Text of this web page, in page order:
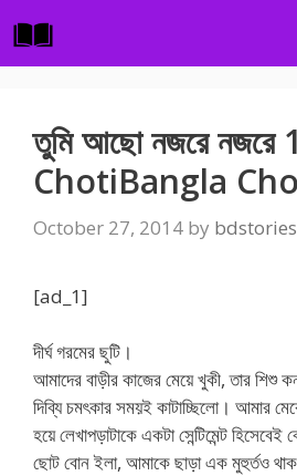
to
content
তুমি আছো নজরে
ChotiBangla
October 27, 2014 by bdstories
[ad_1]
দীর্ঘ গরমের ছুটি।
আমাদের বাড়ীর কাজের মেয়ে খুকী, তার শিশু
দিব্যি চমৎকার সময়ই কাটাচ্ছিলো। আমার
হয়ে লেখাপড়াটাকে একটা সেন্টিমেন্ট
ছোট বোন ইলা, আমাকে ছাড়া এক মুহুর্তও